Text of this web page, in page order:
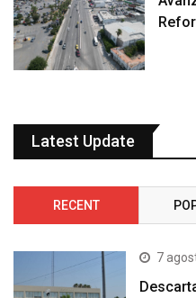
Latest Update
RECENT
7